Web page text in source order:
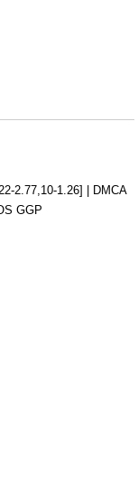
2.77,10-1.26]
DMCA
GGP